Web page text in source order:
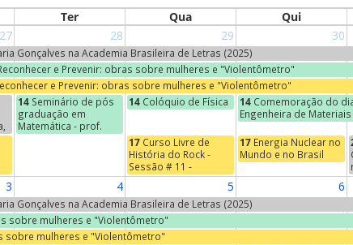
Ter Qua Qui
27 28 29 30
Gonçalves na Academia Brasileira de Letras (2025)
e Prevenir: obras sobre mulheres e "Violentômetro"
e Prevenir: obras sobre mulheres e "Violentômetro"
14 Seminário de pós
graduação em
Matemática - prof.
Jean-Paul Brasselet
"Marie-Hélène
Schwartz, um nome na
torre Eiffel"
14 Colóquio de Física 14 Comemoração do
Engenheira de Materiais
17 Curso Livre de
História do Rock -
Sessão # 11 -
Começos do Indie
17 Energia Nuclear no
Mundo e no Brasil
3 4 5 6
Gonçalves na Academia Brasileira de Letras (2025)
sobre mulheres e "Violentômetro"
sobre mulheres e "Violentômetro"